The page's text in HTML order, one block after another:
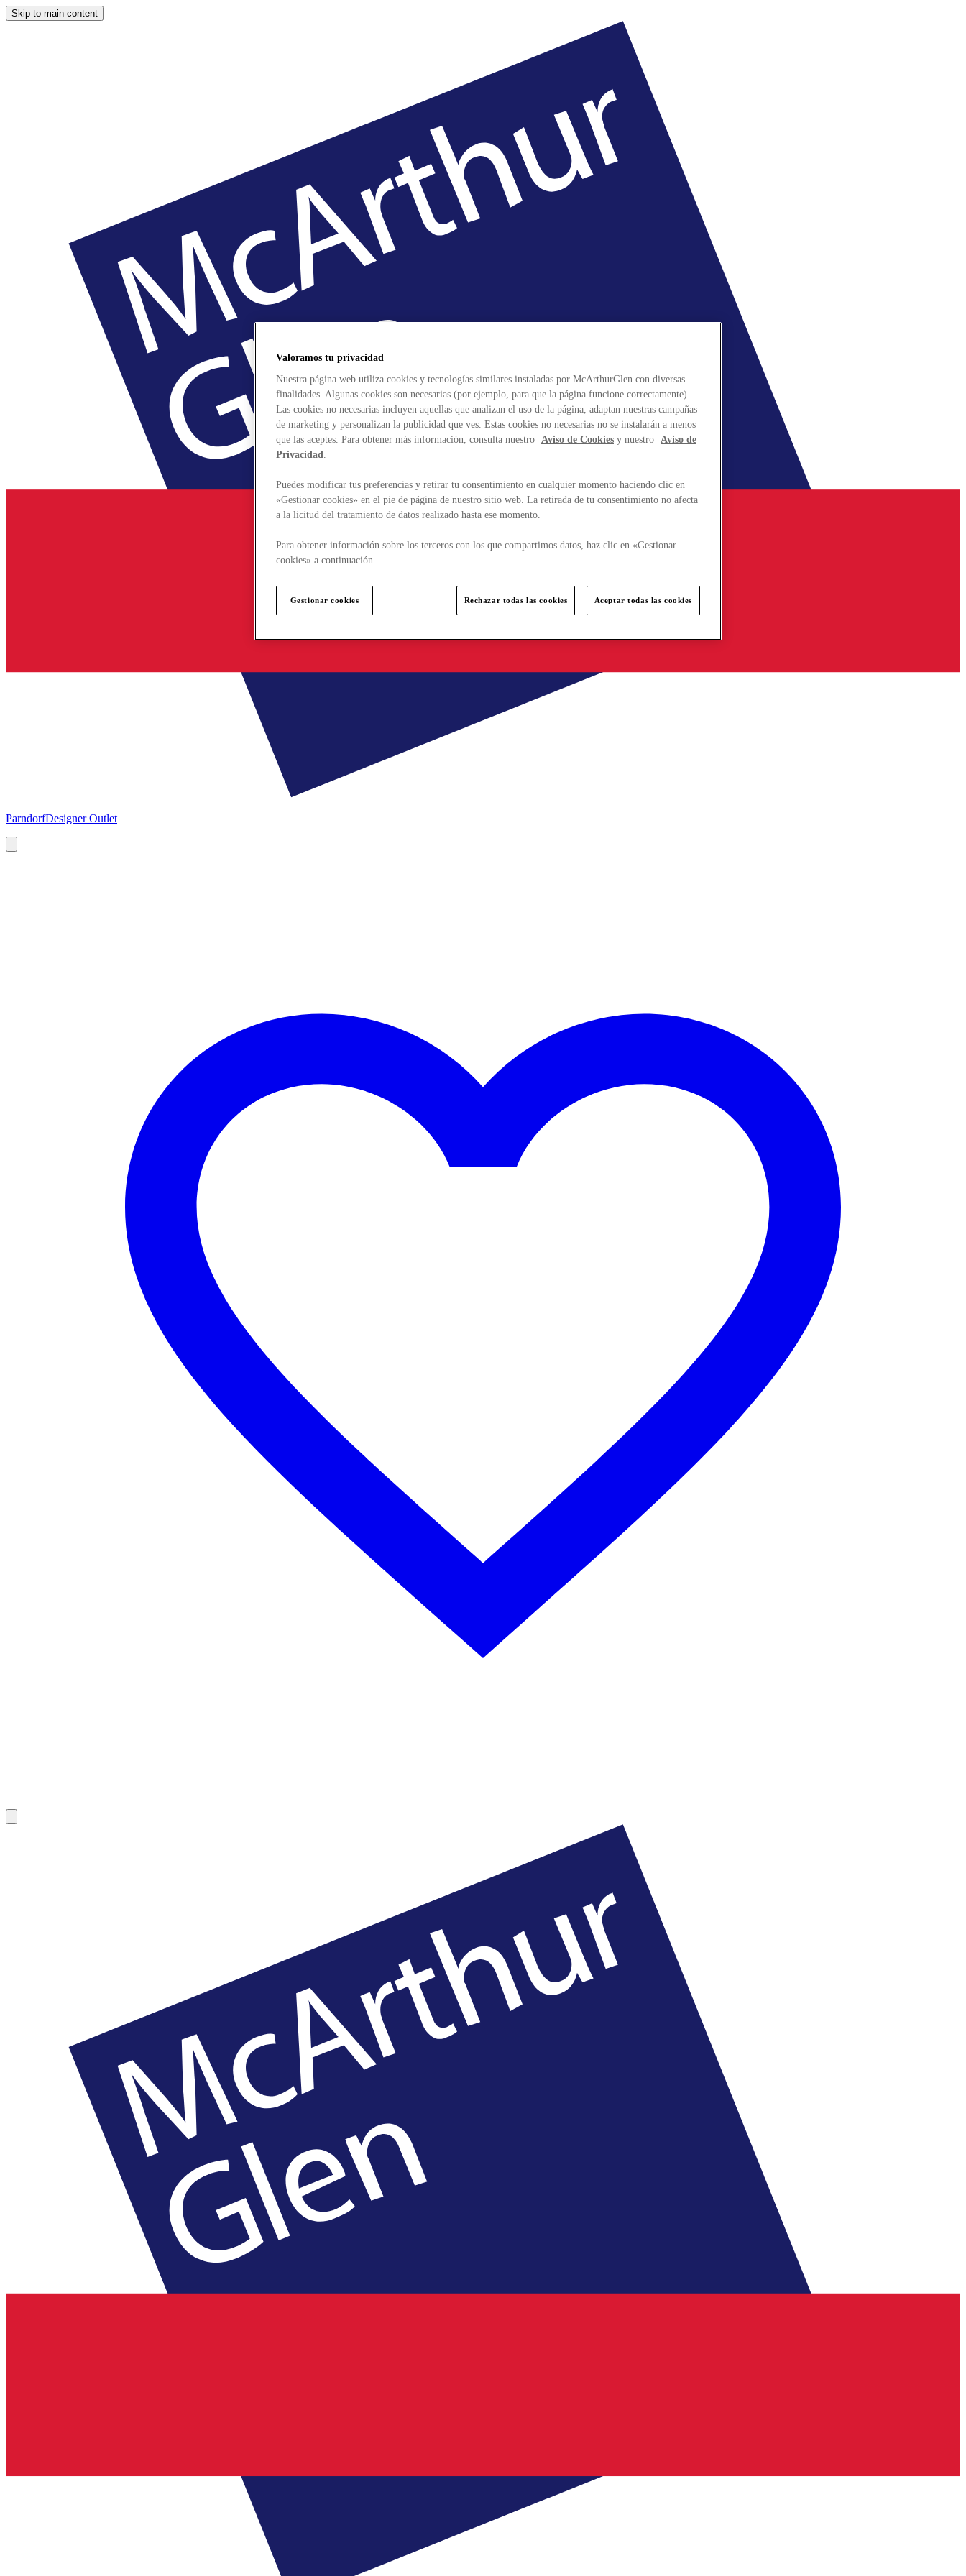
Skip to main content
ParndorfDesigner Outlet
Valoramos tu privacidad
Nuestra página web utiliza cookies y tecnologías similares instaladas por McArthurGlen con diversas
finalidades. Algunas cookies son necesarias (por ejemplo, para que la página funcione correctamente).
Las cookies no necesarias incluyen aquellas que analizan el uso de la página, adaptan nuestras campañas
de marketing y personalizan la publicidad que ves. Estas cookies no necesarias no se instalarán a menos
que las aceptes. Para obtener más información, consulta nuestro Aviso de Cookies y nuestro Aviso de
Privacidad.
Puedes modificar tus preferencias y retirar tu consentimiento en cualquier momento haciendo clic en
«Gestionar cookies» en el pie de página de nuestro sitio web. La retirada de tu consentimiento no afecta
a la licitud del tratamiento de datos realizado hasta ese momento.
Para obtener información sobre los terceros con los que compartimos datos, haz clic en «Gestionar
cookies» a continuación.
Gestionar cookies Rechazar todas las cookies Aceptar todas las cookies